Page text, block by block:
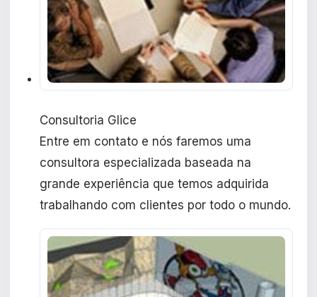
Consultoria Glice
Entre em contato e nós faremos uma
consultora especializada baseada na
grande experiência que temos adquirida
trabalhando com clientes por todo o mundo.